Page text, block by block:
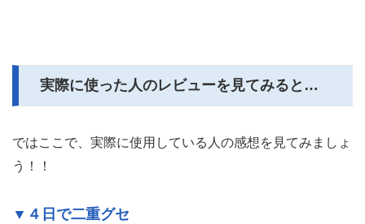
実際に使った人のレビューを見てみると…
ではここで、実際に使用している人の感想を見てみましょ
う！！
▼４日で二重グセ